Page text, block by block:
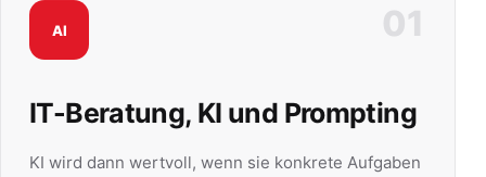
01
AI
IT-Beratung, KI und Prompting
KI wird dann wertvoll, wenn sie konkrete Aufgaben